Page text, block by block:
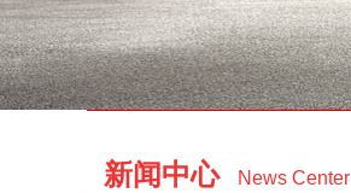
新闻中心 News Center